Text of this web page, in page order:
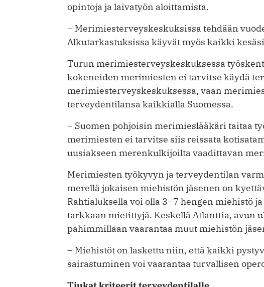
opintoja ja laivatyön aloittamista.
– Merimiesterveyskeskuksissa tehdään
Alkutarkastuksissa käyvät myös kaikki
Turun merimiesterveyskeskuksessa
kokeneiden merimiesten ei tarvitse käydä
merimiesterveyskeskuksessa, vaan
terveydentilansa kaikkialla Suomessa.
– Suomen pohjoisin merimieslääkäri taitaa
merimiesten ei tarvitse siis reissata
uusiakseen merenkulkijoilta vaadittavan
Merimiesten työkyvyn ja terveyden­tilan
merellä jokaisen miehistön jäsenen on
Rahtialuksella voi olla 3–7 hengen miehistö
tarkkaan mietittyjä. Keskellä Atlanttia, avun
pahimmillaan vaarantaa muut miehistön
– Miehistöt on laskettu niin, että kaikki
sairastuminen voi vaarantaa turvallisen